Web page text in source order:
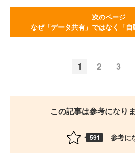
次のページ
なぜ「データ共有」ではなく「
1 2 3
この記事は参考になり
591 参考に